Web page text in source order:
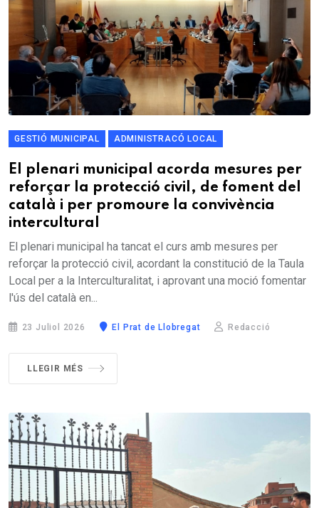
GESTIÓ MUNICIPAL ADMINISTRACÓ LOCAL
El plenari municipal acorda mesures per
reforçar la protecció civil, de foment del
català i per promoure la convivència
intercultural
El plenari municipal ha tancat el curs amb mesures per
reforçar la protecció civil, acordant la constitució de la Taula
Local per a la Interculturalitat, i aprovant una moció fomentar
l'ús del català en...
23 Juliol 2026 El Prat de Llobregat Redacció
LLEGIR MÉS